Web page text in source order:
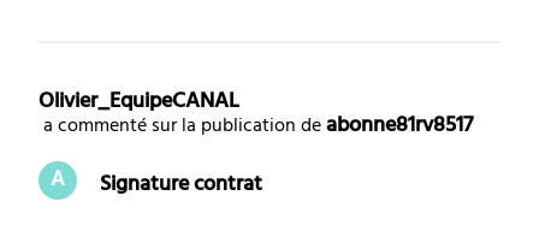
Olivier_EquipeCANAL
a commenté sur la publication de abonne81rv8517
A
Signature contrat